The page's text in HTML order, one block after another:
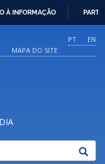
À INFORMAÇÃO
PT
EN
MAPA DO SITE